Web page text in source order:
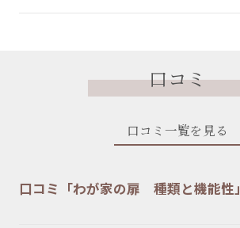
口コミ
口コミ一覧を見る
口コミ「わが家の扉 種類と機能性」